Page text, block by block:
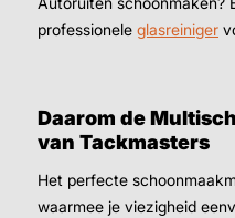
professionele glasreiniger
Daarom de
van Tackmasters
Het perfecte
waarmee je viezigheid